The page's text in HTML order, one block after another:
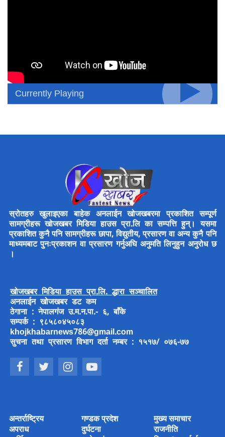
Currently Playing
स्रोतहरु खुलाइएका बाहेक अनलाईन खोजखबरमा प्रकाशित सम्पूर्ण
सामग्रीहरू खोजखबर मिडिया हाउस प्रा.लि का सम्पत्ति हुन्। यसमा
प्रकाशित कुनै पनि सामग्रीहरू छापा, विद्युतीय, प्रसारण वा अन्य कुनै पनि
माध्यमबाट पुनःप्रकाशन वा प्रसारण गर्नुअघि अनुमति लिनुहुन अनुरोध छ
।
खोजखबर मिडिया हाउस प्रा.लि. द्धारा सञ्चालित
अनलाईन खोजखबर डट कम
ठेगाना : नेपालगंज उ.म.न.पा.- ६, बाँके
सम्पर्क : ९८५८०४५०८३
khojkhabarnews786@gmail.com
सुचना तथा प्रसारण विभाग दर्ता नम्बर : १५१७/ ०७६-७७
अन्तर्राष्ट्रिय
अपराध
गण्डक प्रदेश
दुर्घटना
मुख्य समाचार
राजनीति